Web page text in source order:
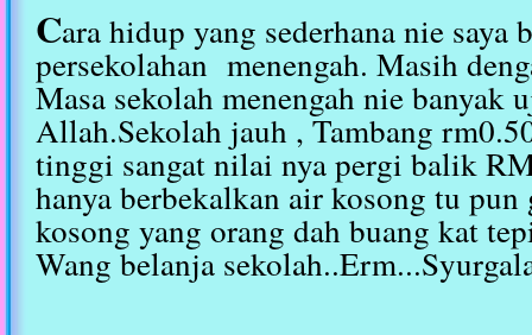
Cara hidup yang sederhana nie saya
persekolahan menengah. Masih
Masa sekolah menengah nie banyak
Allah.Sekolah jauh , Tambang
tinggi sangat nilai nya pergi balik
hanya berbekalkan air kosong tu
kosong yang orang dah buang kat
Wang belanja